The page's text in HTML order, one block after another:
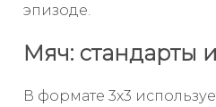
эпизоде.
Мяч: стандарты
В формате 3х3